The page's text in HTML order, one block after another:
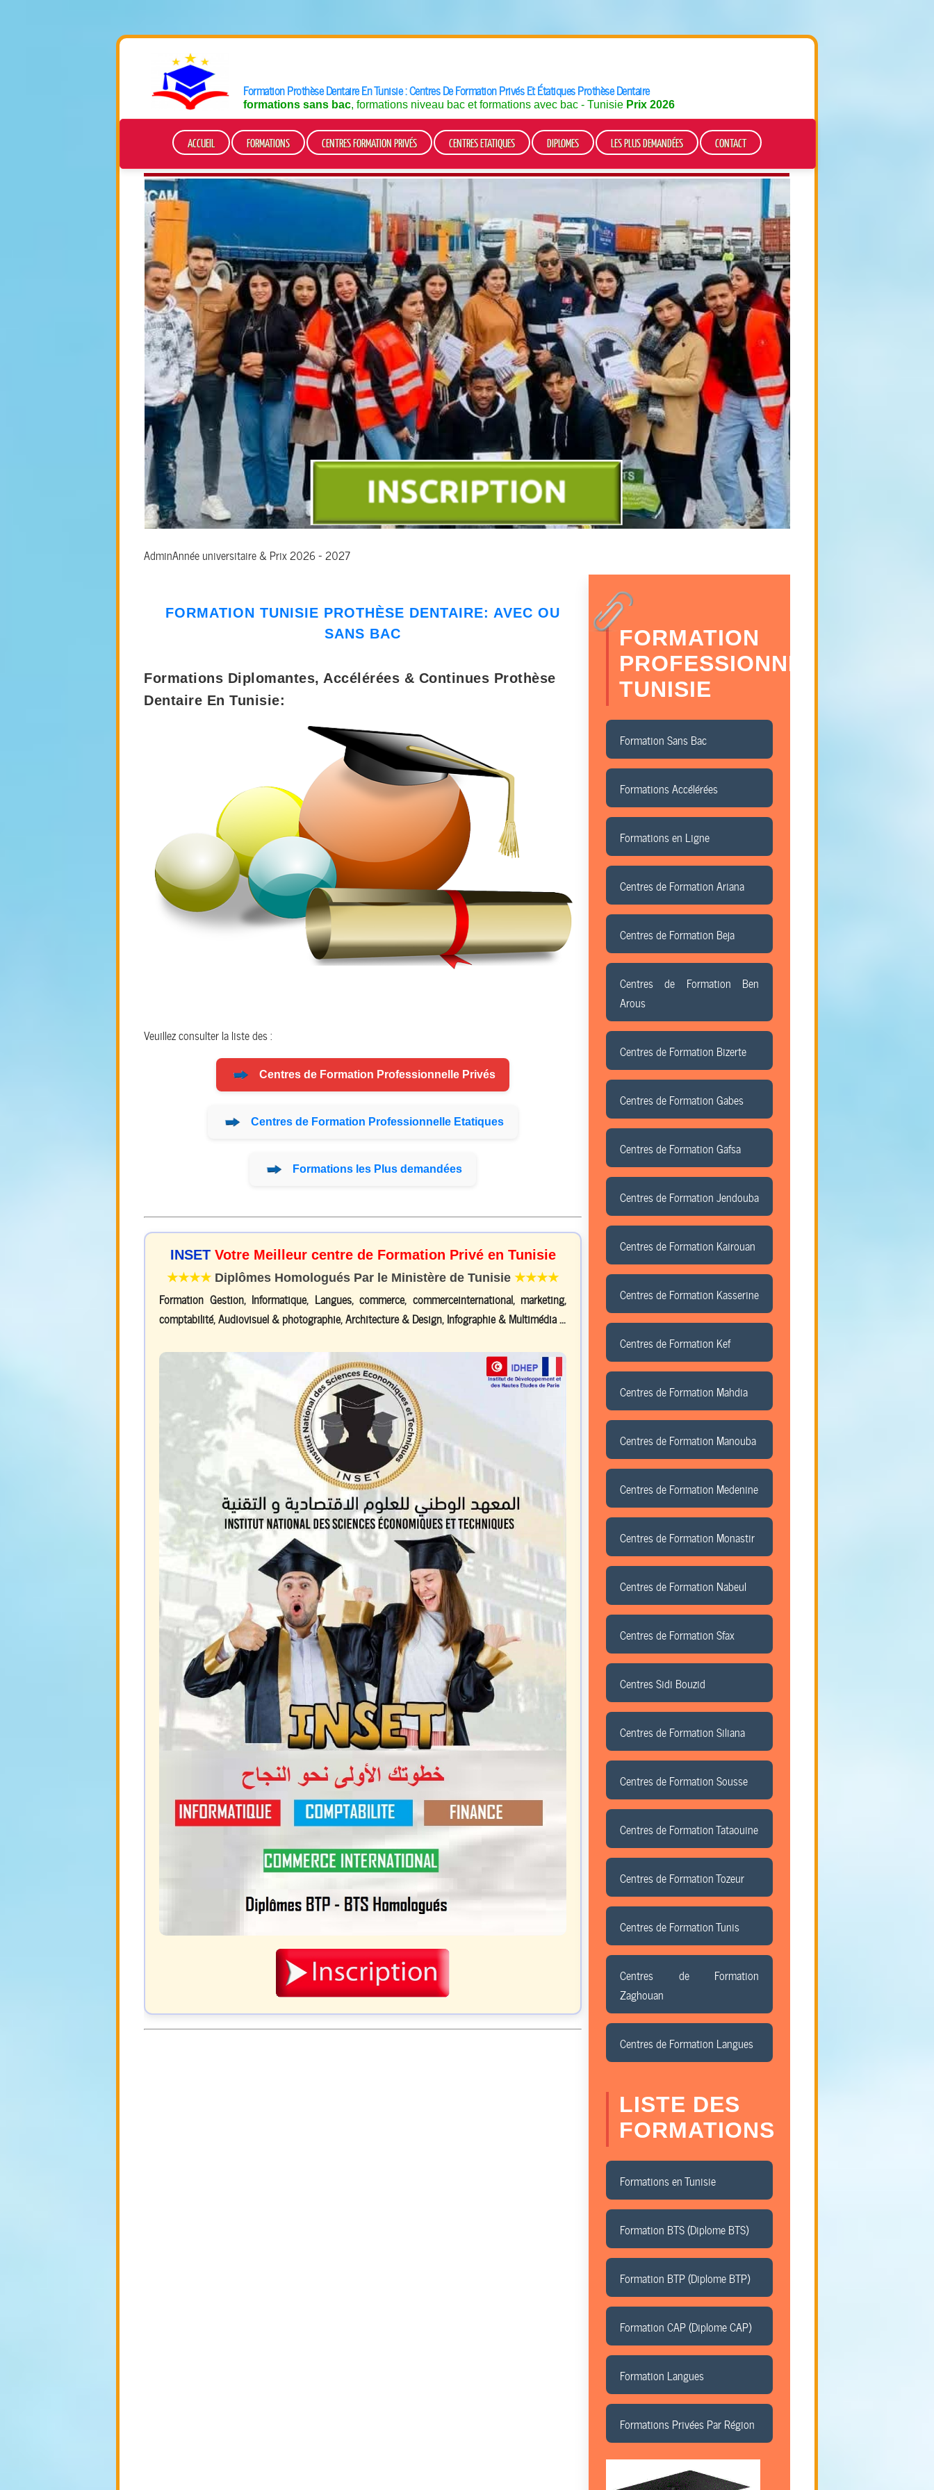
Formation Prothèse Dentaire En Tunisie : Centres De Formation Privés Et Étatiques Prothèse Dentaire
formations sans bac, formations niveau bac et formations avec bac - Tunisie Prix 2026
ACCUEIL FORMATIONS CENTRES FORMATION PRIVÉS CENTRES ETATIQUES DIPLOMES LES PLUS DEMANDÉES CONTACT
AdminAnnée universitaire & Prix 2026 - 2027
FORMATION
PROFESSIONNELLE
TUNISIE
Formation Sans Bac
Formations Accélérées
Formations en Ligne
Centres de Formation Ariana
Centres de Formation Beja
Centres de Formation Ben
Arous
Centres de Formation Bizerte
Centres de Formation Gabes
Centres de Formation Gafsa
Centres de Formation Jendouba
Centres de Formation Kairouan
Centres de Formation Kasserine
Centres de Formation Kef
Centres de Formation Mahdia
Centres de Formation Manouba
Centres de Formation Medenine
Centres de Formation Monastir
Centres de Formation Nabeul
Centres de Formation Sfax
Centres Sidi Bouzid
Centres de Formation Siliana
Centres de Formation Sousse
Centres de Formation Tataouine
Centres de Formation Tozeur
Centres de Formation Tunis
Centres de Formation
Zaghouan
Centres de Formation Langues
LISTE DES
FORMATIONS
Formations en Tunisie
Formation BTS (Diplome BTS)
Formation BTP (Diplome BTP)
Formation CAP (Diplome CAP)
Formation Langues
Formations Privées Par Région
FORMATION TUNISIE PROTHÈSE DENTAIRE: AVEC OU
SANS BAC
Formations Diplomantes, Accélérées & Continues Prothèse
Dentaire En Tunisie:
Veuillez consulter la liste des :
Centres de Formation Professionnelle Privés
Centres de Formation Professionnelle Etatiques
Formations les Plus demandées
INSET Votre Meilleur centre de Formation Privé en Tunisie
★★★★ Diplômes Homologués Par le Ministère de Tunisie ★★★★
Formation Gestion, Informatique, Langues, commerce, commerceinternational, marketing,
comptabilité, Audiovisuel & photographie, Architecture & Design, Infographie & Multimédia ...